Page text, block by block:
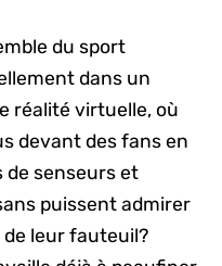
du sport
dans un
réalité virtuelle, où
devant des fans en
de senseurs et
puissent admirer
leur fauteuil?